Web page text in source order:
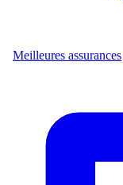
Meilleures assurances